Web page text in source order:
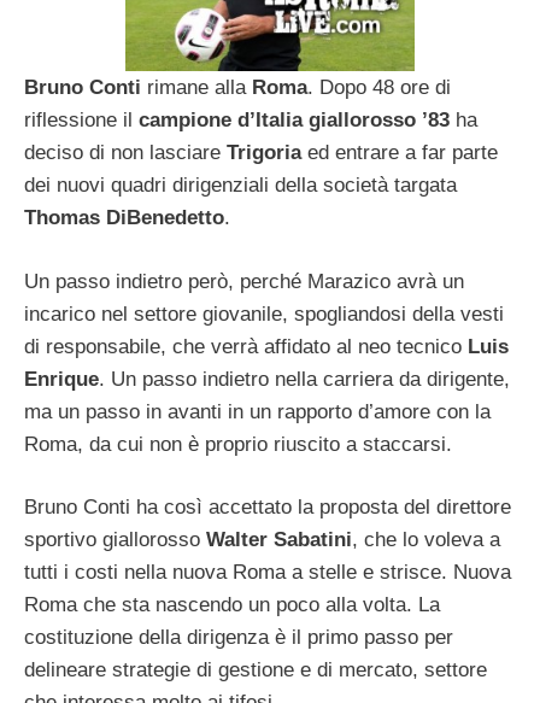
Bruno Conti rimane alla Roma. Dopo 48 ore di
riflessione il campione d’Italia giallorosso ’83 ha
deciso di non lasciare Trigoria ed entrare a far parte
dei nuovi quadri dirigenziali della società targata
Thomas DiBenedetto.
Un passo indietro però, perché Marazico avrà un
incarico nel settore giovanile, spogliandosi della vesti
di responsabile, che verrà affidato al neo tecnico Luis
Enrique. Un passo indietro nella carriera da dirigente,
ma un passo in avanti in un rapporto d’amore con la
Roma, da cui non è proprio riuscito a staccarsi.
Bruno Conti ha così accettato la proposta del direttore
sportivo giallorosso Walter Sabatini, che lo voleva a
tutti i costi nella nuova Roma a stelle e strisce. Nuova
Roma che sta nascendo un poco alla volta. La
costituzione della dirigenza è il primo passo per
delineare strategie di gestione e di mercato, settore